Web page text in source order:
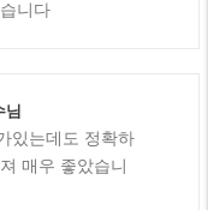
니다
님
있는데도 정확하
매우 좋았습니